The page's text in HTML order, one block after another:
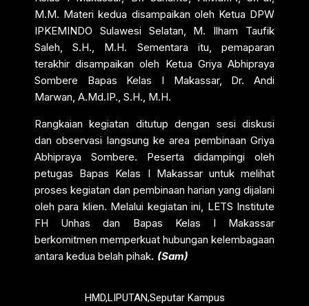
M.M. Materi kedua disampaikan oleh Ketua DPW
IPKEMINDO Sulawesi Selatan, M. Ilham Taufik
Saleh, S.H., M.H. Sementara itu, pemaparan
terakhir disampaikan oleh Ketua Griya Abhipraya
Sombere Bapas Kelas I Makassar, Dr. Andi
Marwan, A.Md.IP., S.H., M.H.
Rangkaian kegiatan ditutup dengan sesi diskusi
dan observasi langsung ke area pembinaan Griya
Abhipraya Sombere. Peserta didampingi oleh
petugas Bapas Kelas I Makassar untuk melihat
proses kegiatan dan pembinaan harian yang dijalani
oleh para klien. Melalui kegiatan ini, LETS Institute
FH Unhas dan Bapas Kelas I Makassar
berkomitmen memperkuat hubungan kelembagaan
antara kedua belah pihak. (Sam)
HMD,LIPUTAN,Seputar Kampus